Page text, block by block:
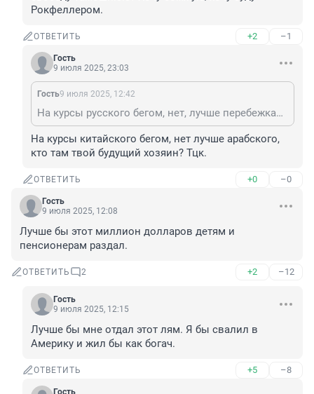
Рокфеллером.
ОТВЕТИТЬ +2 –1
Гость
9 июля 2025, 23:03
Гость9 июля 2025, 12:42
На курсы русского бегом, нет, лучше перебежками. Тцк
На курсы китайского бегом, нет лучше арабского,
кто там твой будущий хозяин? Тцк.
ОТВЕТИТЬ +0 –0
Гость
9 июля 2025, 12:08
Лучше бы этот миллион долларов детям и
пенсионерам раздал.
ОТВЕТИТЬ 2 +2 –12
Гость
9 июля 2025, 12:15
Лучше бы мне отдал этот лям. Я бы свалил в
Америку и жил бы как богач.
ОТВЕТИТЬ +5 –8
Гость